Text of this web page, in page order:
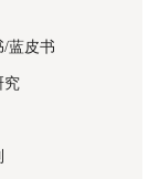
/蓝皮书
究